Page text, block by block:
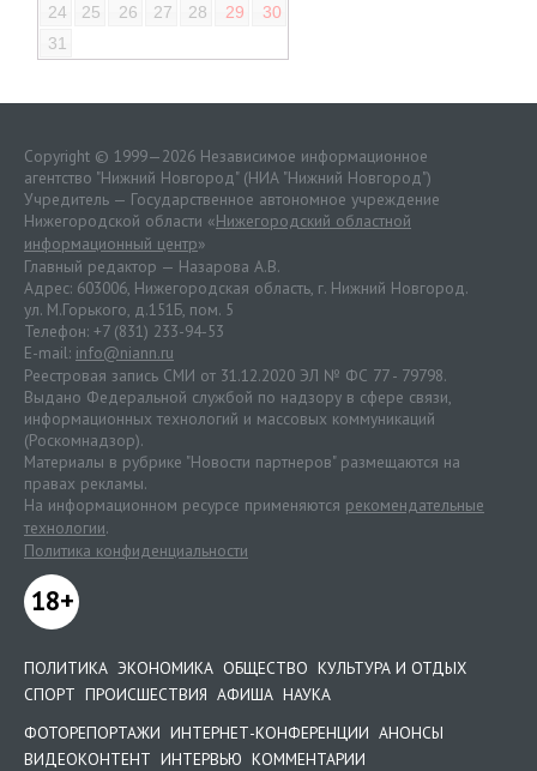
24
25 26 27 28 29
30
31
Copyright © 1999—2026 Независимое информационное
агентство "Нижний Новгород" (НИА "Нижний Новгород")
Учредитель — Государственное автономное учреждение
Нижегородской области «Нижегородский областной
информационный центр»
Главный редактор — Назарова А.В.
Адрес: 603006, Нижегородская область, г. Нижний Новгород.
ул. М.Горького, д.151Б, пом. 5
Телефон: +7 (831) 233-94-53
E-mail: info@niann.ru
Реестровая запись СМИ от 31.12.2020 ЭЛ № ФС 77 - 79798.
Выдано Федеральной службой по надзору в сфере связи,
информационных технологий и массовых коммуникаций
(Роскомнадзор).
Материалы в рубрике "Новости партнеров" размещаются на
правах рекламы.
На информационном ресурсе применяются рекомендательные
технологии.
Политика конфиденциальности
18+
ПОЛИТИКА ЭКОНОМИКА ОБЩЕСТВО КУЛЬТУРА И ОТДЫХ
СПОРТ ПРОИСШЕСТВИЯ АФИША НАУКА
ФОТОРЕПОРТАЖИ ИНТЕРНЕТ-КОНФЕРЕНЦИИ АНОНСЫ
ВИДЕОКОНТЕНТ ИНТЕРВЬЮ КОММЕНТАРИИ